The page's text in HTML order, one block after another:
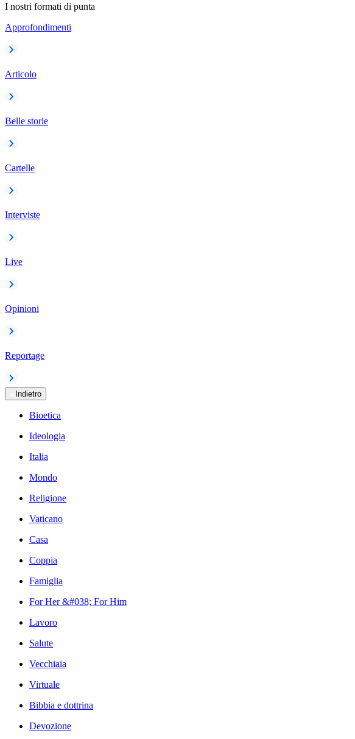
I nostri formati di punta
Approfondimenti
Articolo
Belle storie
Cartelle
Interviste
Live
Opinioni
Reportage
Indietro
Bioetica
Ideologia
Italia
Mondo
Religione
Vaticano
Casa
Coppia
Famiglia
For Her &#038; For Him
Lavoro
Salute
Vecchiaia
Virtuale
Bibbia e dottrina
Devozione